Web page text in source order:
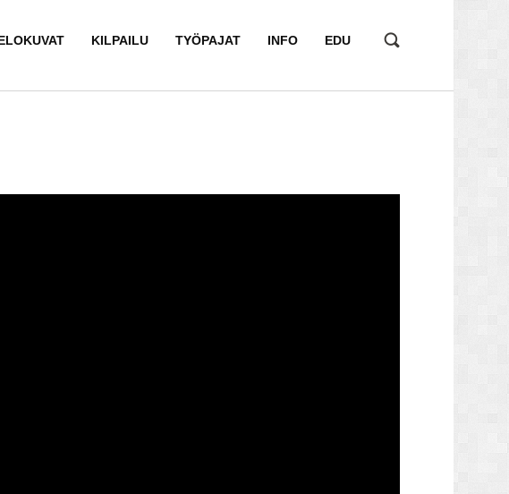
KILPAILU TYÖPAJAT INFO EDU